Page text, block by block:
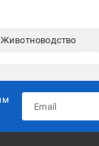
Животноводство